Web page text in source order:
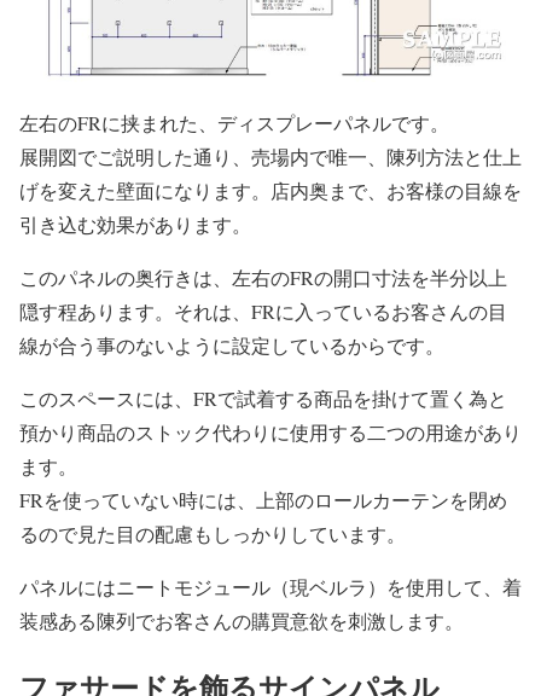
左右のFRに挟まれた、ディスプレーパネルです。
展開図でご説明した通り、売場内で唯一、陳列方法と仕上
げを変えた壁面になります。店内奥まで、お客様の目線を
引き込む効果があります。
このパネルの奥行きは、左右のFRの開口寸法を半分以上
隠す程あります。それは、FRに入っているお客さんの目
線が合う事のないように設定しているからです。
このスペースには、FRで試着する商品を掛けて置く為と
預かり商品のストック代わりに使用する二つの用途があり
ます。
FRを使っていない時には、上部のロールカーテンを閉め
るので見た目の配慮もしっかりしています。
パネルにはニートモジュール（現ベルラ）を使用して、着
装感ある陳列でお客さんの購買意欲を刺激します。
ファサードを飾るサインパネル